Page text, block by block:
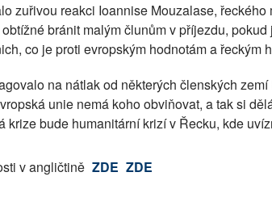
zuřivou reakci Ioannise Mouzalase, řeckého
bránit malým člunům v příjezdu,
co je proti evropským hodnotám a řeckým
na nátlak od některých členských
unie nemá koho obviňovat, a tak si
krize bude humanitární krizí v Řecku, kde
v angličtině ZDE ZDE